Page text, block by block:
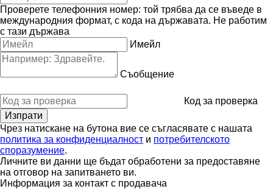
Проверете телефонния номер: той трябва да се въведе в
международния формат, с кода на държавата. Не работим
с тази държава
Имейл
Съобщение
Код за проверка
Чрез натискане на бутона вие се съгласявате с нашата
политика за конфиденциалност и потребителското
споразумение.
Личните ви данни ще бъдат обработени за предоставяне
на отговор на запитването ви.
Информация за контакт с продавача